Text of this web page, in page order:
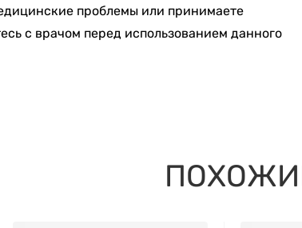
проблемы или принимаете
с врачом перед использованием данного